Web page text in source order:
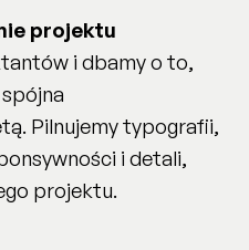
projektu
i dbamy o to,
Pilnujemy typografii,
i detali,
projektu.